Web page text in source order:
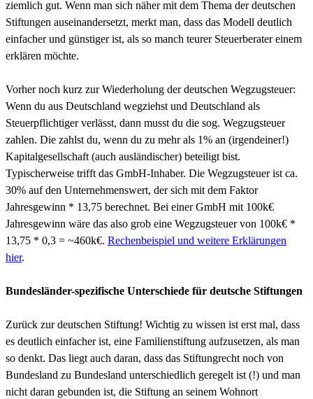
ziemlich gut. Wenn man sich näher mit dem Thema der deutschen
Stiftungen auseinandersetzt, merkt man, dass das Modell deutlich
einfacher und günstiger ist, als so manch teurer Steuerberater einem
erklären möchte.
Vorher noch kurz zur Wiederholung der deutschen Wegzugsteuer:
Wenn du aus Deutschland wegziehst und Deutschland als
Steuerpflichtiger verlässt, dann musst du die sog. Wegzugsteuer
zahlen. Die zahlst du, wenn du zu mehr als 1% an (irgendeiner!)
Kapitalgesellschaft (auch ausländischer) beteiligt bist.
Typischerweise trifft das GmbH-Inhaber. Die Wegzugsteuer ist ca.
30% auf den Unternehmenswert, der sich mit dem Faktor
Jahresgewinn * 13,75 berechnet. Bei einer GmbH mit 100k€
Jahresgewinn wäre das also grob eine Wegzugsteuer von 100k€ *
13,75 * 0,3 = ~460k€. Rechenbeispiel und weitere Erklärungen
hier.
Bundesländer-spezifische Unterschiede für deutsche Stiftungen
Zurück zur deutschen Stiftung! Wichtig zu wissen ist erst mal, dass
es deutlich einfacher ist, eine Familienstiftung aufzusetzen, als man
so denkt. Das liegt auch daran, dass das Stiftungrecht noch von
Bundesland zu Bundesland unterschiedlich geregelt ist (!) und man
nicht daran gebunden ist, die Stiftung an seinem Wohnort